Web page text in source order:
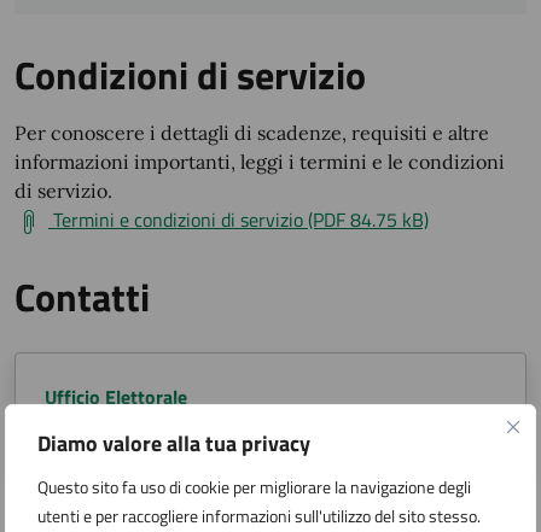
Diamo valore alla tua privacy
Questo sito fa uso di cookie per migliorare la navigazione degli
utenti e per raccogliere informazioni sull'utilizzo del sito stesso.
Condizioni di servizio
Per conoscere i dettagli di scadenze, requisiti e altre
informazioni importanti, leggi i termini e le condizioni
di servizio.
Termini e condizioni di servizio (PDF 84.75 kB)
Contatti
Ufficio Elettorale
Via San Carlo 2, Arona (NO)